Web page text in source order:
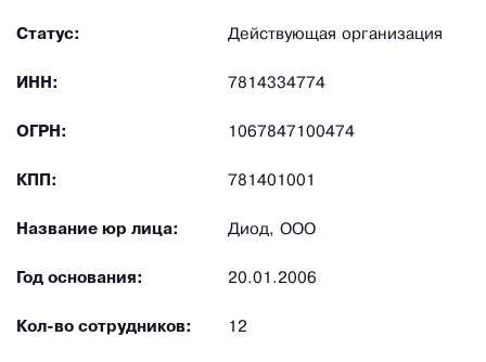
Статус: Действующая организация
ИНН: 7814334774
ОГРН: 1067847100474
КПП: 781401001
Название юр лица: Диод, ООО
Год основания: 20.01.2006
Кол-во сотрудников: 12